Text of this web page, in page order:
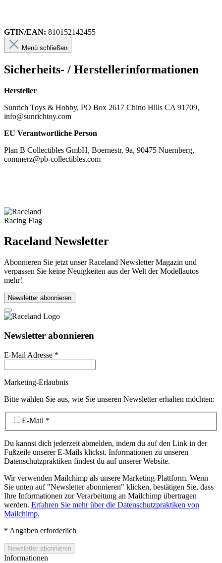
GTIN/EAN: 810152142455
Menü schließen
Sicherheits- / Herstellerinformationen
Hersteller
Sunrich Toys & Hobby, PO Box 2617 Chino Hills CA 91709,
info@sunrichtoy.com
EU Verantwortliche Person
Plan B Collectibles GmbH, Boernestr. 9a, 90475 Nuernberg,
commerz@pb-collectibles.com
Raceland Newsletter
Abonnieren Sie jetzt unser Raceland Newsletter Magazin und
verpassen Sie keine Neuigkeiten aus der Welt der Modellautos
mehr!
Newsletter abonnieren
Newsletter abonnieren
E-Mail Adresse *
Marketing-Erlaubnis
Bitte wählen Sie aus, wie Sie unseren Newsletter erhalten möchten:
E-Mail *
Du kannst dich jederzeit abmelden, indem du auf den Link in der
Fußzeile unserer E-Mails klickst. Informationen zu unseren
Datenschutzpraktiken findest du auf unserer Website.
Wir verwenden Mailchimp als unsere Marketing-Plattform. Wenn
Sie unten auf "Newsletter abonnieren" klicken, bestätigen Sie, dass
Ihre Informationen zur Verarbeitung an Mailchimp übertragen
werden. Erfahren Sie mehr über die Datenschutzpraktiken von
Mailchimp.
* Angaben erforderlich
Informationen